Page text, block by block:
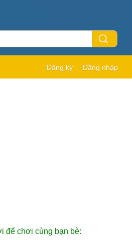
Đăng ký Đăng nhập
để chơi cùng bạn bè: